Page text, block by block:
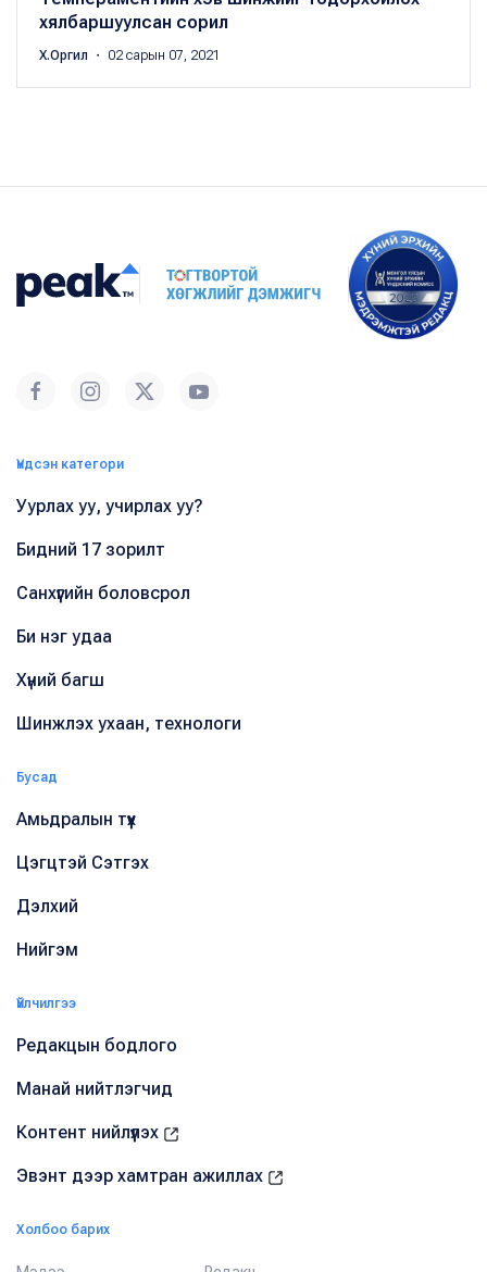
хялбаршуулсан сорил
Х.Оргил ・ 02 сарын 07, 2021
Үндсэн категори
Уурлах уу, учирлах уу?
Бидний 17 зорилт
Санхүүгийн боловсрол
Би нэг удаа
Хүний багш
Шинжлэх ухаан, технологи
Бусад
Амьдралын түүх
Цэгцтэй Сэтгэх
Дэлхий
Нийгэм
Үйлчилгээ
Редакцын бодлого
Манай нийтлэгчид
Контент нийлүүлэх
Эвэнт дээр хамтран ажиллах
Холбоо барих